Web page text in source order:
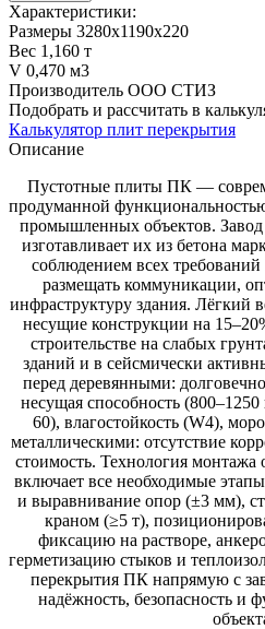
Характеристики:
Размеры 3280х1190х220
Вес 1,160 т
V 0,470 м3
Производитель ООО СТИЗ
Подобрать и рассчитать в
Калькулятор плит перекрытия
Описание
Пустотные плиты ПК —
продуманной
промышленных объектов.
изготавливает их из бетона
соблюдением всех
размещать коммуникации,
инфраструктуру здания. Лёгкий
несущие конструкции на
строительстве на слабых
зданий и в сейсмически
перед деревянными:
несущая способность
60), влагостойкость (W4),
металлическими: отсутствие
стоимость. Технология монтажа
включает все необходимые
и выравнивание опор (±3 мм),
краном (≥5 т),
фиксацию на растворе,
герметизацию стыков и
перекрытия ПК напрямую с
надёжность, безопасность и